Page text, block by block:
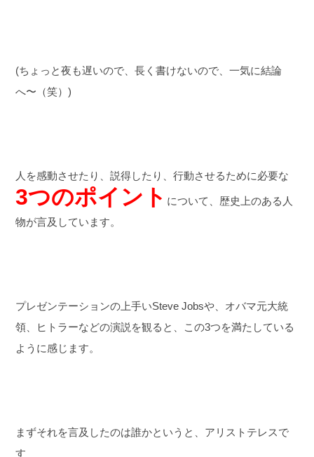
(ちょっと夜も遅いので、長く書けないので、一気に結論
へ〜（笑）)
人を感動させたり、説得したり、行動させるために必要な
3つのポイント について、歴史上のある人
物が言及しています。
プレゼンテーションの上手いSteve Jobsや、オバマ元大統
領、ヒトラーなどの演説を観ると、この3つを満たしている
ように感じます。
まずそれを言及したのは誰かというと、アリストテレスで
す